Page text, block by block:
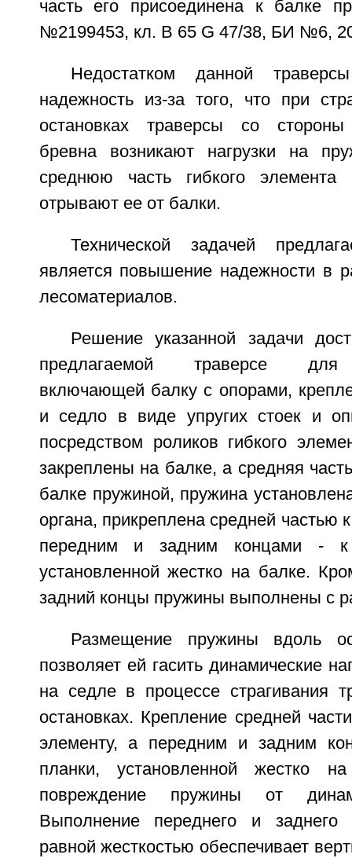
часть его присоединена к балке
№2199453, кл. В 65 G 47/38, БИ №6,
Недостатком данной
надежность из-за того, что при
остановках траверсы со стороны
бревна возникают нагрузки на
среднюю часть гибкого
отрывают ее от балки.
Технической задачей
является повышение надежности в
лесоматериалов.
Решение указанной задачи
предлагаемой траверсе для
включающей балку с опорами,
и седло в виде упругих стоек и
посредством роликов гибкого
закреплены на балке, а средняя
балке пружиной, пружина
органа, прикреплена средней частью
передним и задним концами - к
установленной жестко на балке.
задний концы пружины выполнены с
Размещение пружины вдоль
позволяет ей гасить динамические
на седле в процессе страгивания
остановках. Крепление средней
элементу, а передним и задним
планки, установленной жестко
повреждение пружины от
Выполнение переднего и
равной жесткостью обеспечивает